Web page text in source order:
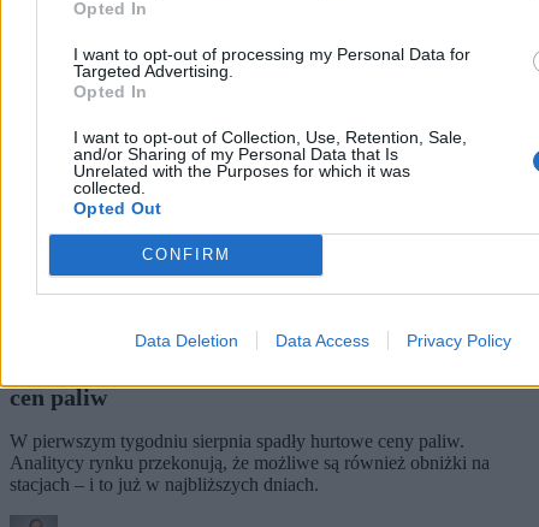
Opted In
I want to opt-out of processing my Personal Data for
Targeted Advertising.
Opted In
I want to opt-out of Collection, Use, Retention, Sale,
and/or Sharing of my Personal Data that Is
Unrelated with the Purposes for which it was
collected.
Opted Out
CONFIRM
Data Deletion Data Access Privacy Policy
cen paliw
W pierwszym tygodniu sierpnia spadły hurtowe ceny paliw.
Analitycy rynku przekonują, że możliwe są również obniżki na
stacjach – i to już w najbliższych dniach.